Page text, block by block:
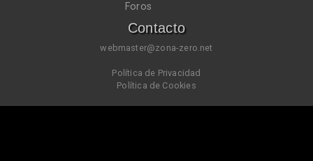
Foros
Contacto
webmaster@zona-zero.net
Política de Privacidad
Política de Cookies